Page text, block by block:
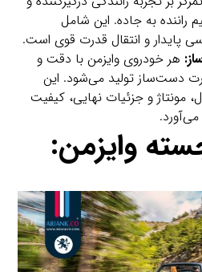
به جاده. این شامل
پایدار و انتقال قدرت قوی است.
هر خودروی وایزمن با دقت و
دست‌ساز تولید می‌شود. این
مونتاژ و جزئیات نهایی، کیفیت
وایزمن: